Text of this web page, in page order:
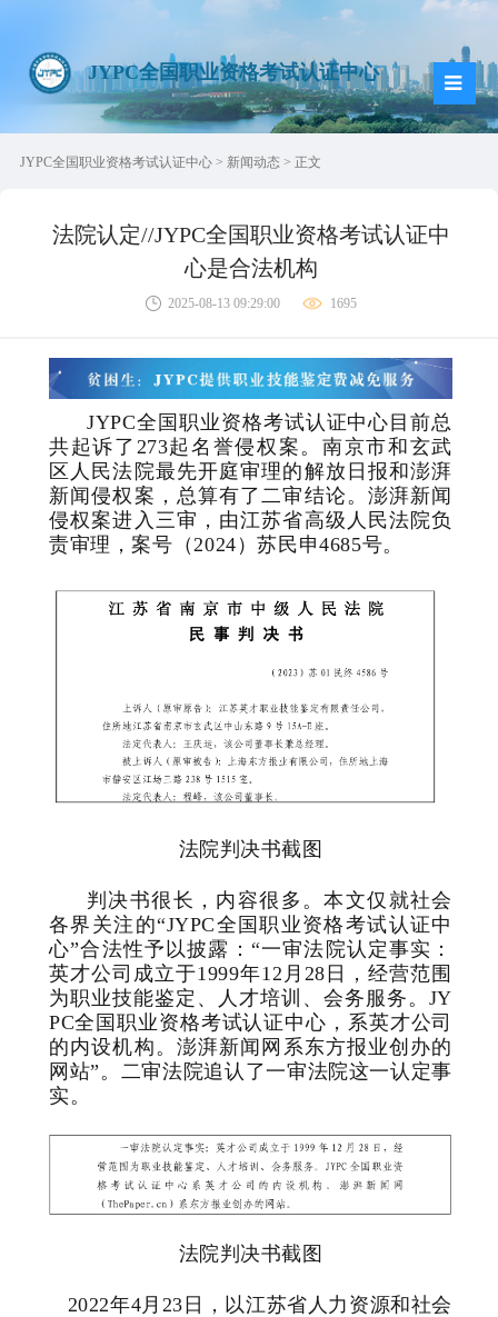
JYPC全国职业资格考试认证中心
JYPC全国职业资格考试认证中心 > 新闻动态 > 正文
法院认定//JYPC全国职业资格考试认证中
心是合法机构
2025-08-13 09:29:00 1695
JYPC全 国职业资格考试认证中心目前总
共起诉了273起名誉侵权案。南京市和玄武
区人民法院最先开庭审理的解放日报和澎湃
新闻侵权案，总算有了二审结论。 澎湃新闻
侵权案进入三审，由江苏省高级人民法院负
责审理，案号（2024）苏民申4685号。
法院判决书截图
判决书很长，内容很多。本文仅就社会
各界关注的“JYPC全国职业资格考试认证中
心”合法性予以披露：“一审法院认定事实：
英才公司成立于1999年12月28日，经营范围
为职业技能鉴定、人才培训、会务服务。JY
PC全国职业资格考试认证中心，系英才公司
的内设机构。 澎湃新闻网系东方报业创办的
网站”。 二审法院追认了一审法院这一认定事
实。
法院判决书截图
2022年4月23日， 以江苏省人力资源和社会